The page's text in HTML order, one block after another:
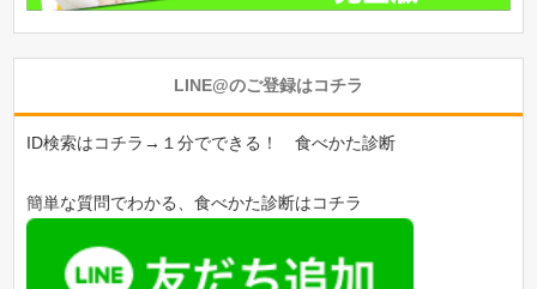
LINE@のご登録はコチラ
ID検索はコチラ→１分でできる！ 食べかた診断
簡単な質問でわかる、食べかた診断はコチラ